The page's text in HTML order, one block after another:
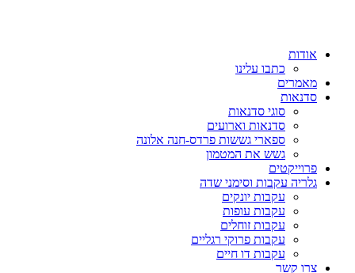
אודות
כתבו עלינו
מאמרים
סדנאות
סוגי סדנאות
סדנאות וארועים
ספארי גששות פרדס-חנה אלונה
גשש את המטמון
פרוייקטים
גלריה עקבות וסימני שדה
עקבות יונקים
עקבות עופות
עקבות זוחלים
עקבות פרוקי רגליים
עקבות דו חיים
צרו קשר